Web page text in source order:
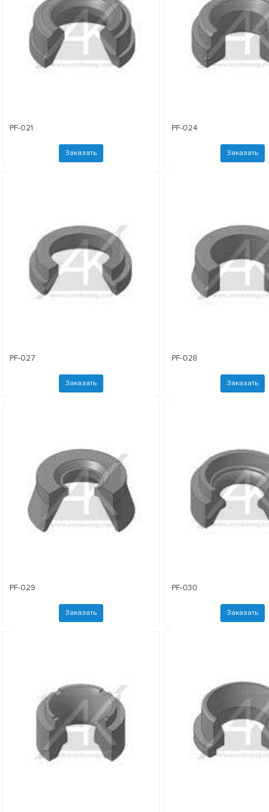
PF-021
Заказать
PF-024
Заказать
PF-027
Заказать
PF-028
Заказать
PF-029
Заказать
PF-030
Заказать